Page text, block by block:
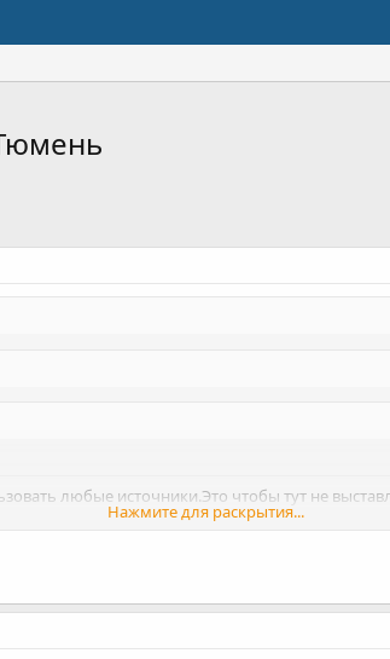
Нажмите для раскрытия...
любые источники.Это чтобы тут не
раньше всех ответит,тому зачтется в
Нажмите для раскрытия...